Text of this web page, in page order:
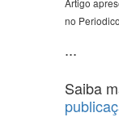
no Periodico
...
Saiba